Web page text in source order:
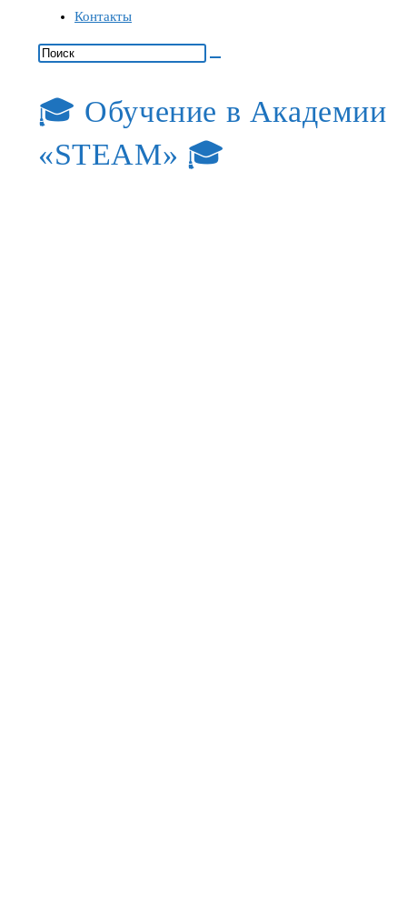
Контакты
🎓 Обучение в Академии
«STEAM» 🎓